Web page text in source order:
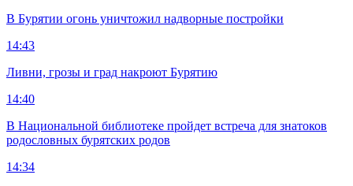
В Бурятии огонь уничтожил надворные постройки
14:43
Ливни, грозы и град накроют Бурятию
14:40
В Национальной библиотеке пройдет встреча для знатоков
родословных бурятских родов
14:34